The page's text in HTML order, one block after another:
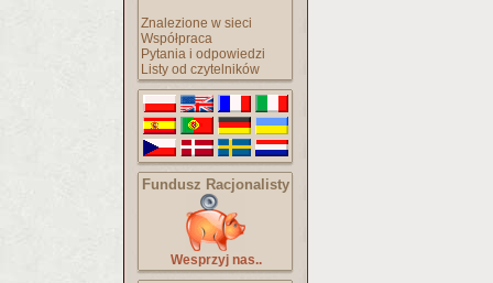
Znalezione w sieci
Współpraca
Pytania i odpowiedzi
Listy od czytelników
Fundusz Racjonalisty
Wesprzyj nas..